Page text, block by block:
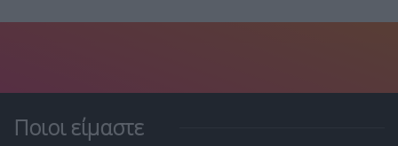
Ποιοι είμαστε